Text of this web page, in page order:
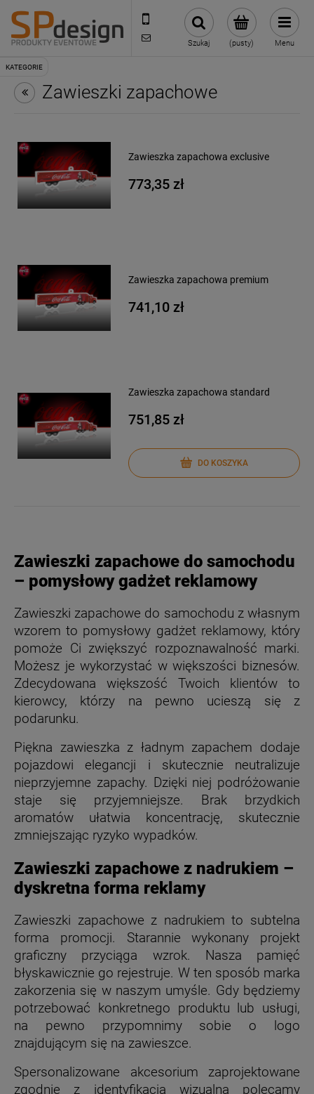
221002030
sklep@reklamydrukarnia.pl
(pusty)
Szukaj Menu
Zawieszki zapachowe
Zawieszka zapachowa exclusive
773,35 zł
Zawieszka zapachowa premium
741,10 zł
Zawieszka zapachowa standard
751,85 zł
DO KOSZYKA
Zawieszki zapachowe do samochodu
– pomysłowy gadżet reklamowy
Zawieszki zapachowe do samochodu z własnym
wzorem to pomysłowy gadżet reklamowy, który
pomoże Ci zwiększyć rozpoznawalność marki.
Możesz je wykorzystać w większości biznesów.
Zdecydowana większość Twoich klientów to
kierowcy, którzy na pewno ucieszą się z
podarunku.
Piękna zawieszka z ładnym zapachem dodaje
pojazdowi elegancji i skutecznie neutralizuje
nieprzyjemne zapachy. Dzięki niej podróżowanie
staje się przyjemniejsze. Brak brzydkich
aromatów ułatwia koncentrację, skutecznie
zmniejszając ryzyko wypadków.
Zawieszki zapachowe z nadrukiem –
dyskretna forma reklamy
Zawieszki zapachowe z nadrukiem to subtelna
forma promocji. Starannie wykonany projekt
graficzny przyciąga wzrok. Nasza pamięć
błyskawicznie go rejestruje. W ten sposób marka
zakorzenia się w naszym umyśle. Gdy będziemy
potrzebować konkretnego produktu lub usługi,
na pewno przypomnimy sobie o logo
znajdującym się na zawieszce.
Spersonalizowane akcesorium zaprojektowane
zgodnie z identyfikacją wizualną polecamy